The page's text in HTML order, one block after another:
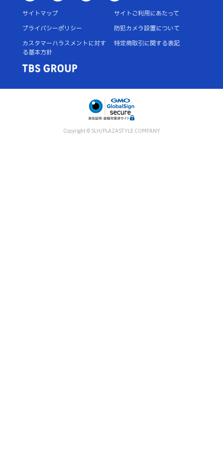
サイトマップ
サイトご利用にあたって
プライバシーポリシー
防犯カメラ設置について
カスタマーハラスメントに対す
る基本方針
特定商取引に関する表記
Copyright © SLH/PLAZASTYLE COMPANY